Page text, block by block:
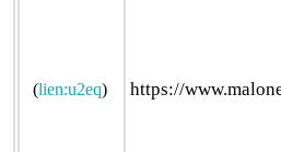
(lien:u2eq) https://